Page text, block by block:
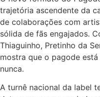
trajetória ascendente da
de colaborações com
sólida de fãs engajados.
Thiaguinho, Pretinho da
mostra que o pagode
nunca.
A turnê nacional da label